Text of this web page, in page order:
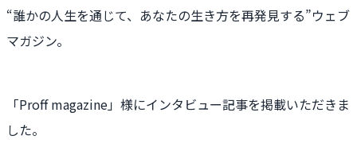
“誰かの人生を通じて、あなたの生き方を再発見する”ウェブ
マガジン。
「Proff magazine」様にインタビュー記事を掲載いただきま
した。